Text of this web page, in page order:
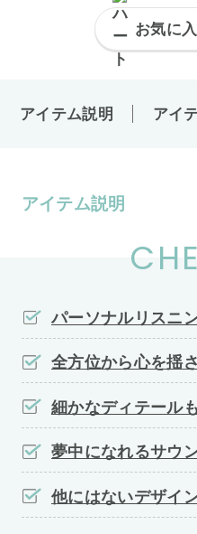
お気に
アイテム説明 アイ
アイテム説明
パーソナルリスニ
全方位から心を揺
細かなディテール
夢中になれるサウ
他にはないデザイ